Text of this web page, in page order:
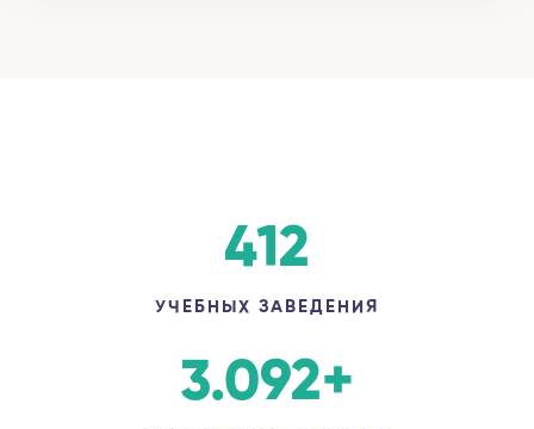
412
УЧЕБНЫХ ЗАВЕДЕНИЯ
3.092+